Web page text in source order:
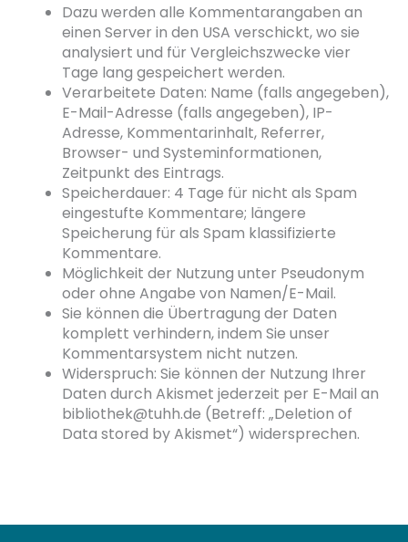
Dazu werden alle Kommentarangaben an
einen Server in den USA verschickt, wo sie
analysiert und für Vergleichszwecke vier
Tage lang gespeichert werden.
Verarbeitete Daten: Name (falls angegeben),
E-Mail-Adresse (falls angegeben), IP-
Adresse, Kommentarinhalt, Referrer,
Browser- und Systeminformationen,
Zeitpunkt des Eintrags.
Speicherdauer: 4 Tage für nicht als Spam
eingestufte Kommentare; längere
Speicherung für als Spam klassifizierte
Kommentare.
Möglichkeit der Nutzung unter Pseudonym
oder ohne Angabe von Namen/E-Mail.
Sie können die Übertragung der Daten
komplett verhindern, indem Sie unser
Kommentarsystem nicht nutzen.
Widerspruch: Sie können der Nutzung Ihrer
Daten durch Akismet jederzeit per E-Mail an
bibliothek@tuhh.de (Betreff: „Deletion of
Data stored by Akismet“) widersprechen.